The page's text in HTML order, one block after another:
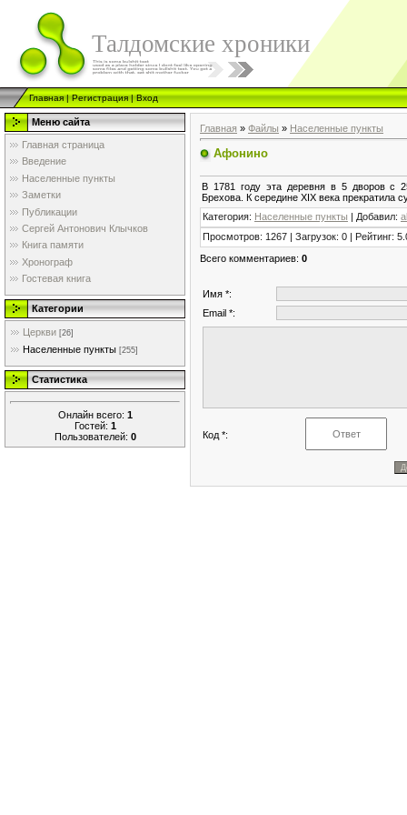
Талдомские хроники
Главная|Регистрация|Вход
Меню сайта
Главная страница
Введение
Населенные пункты
Заметки
Публикации
Сергей Антонович Клычков
Книга памяти
Хронограф
Гостевая книга
Категории
Церкви [26]
Населенные пункты [255]
Статистика
Онлайн всего: 1
Гостей: 1
Пользователей: 0
Главная » Файлы » Населенные пункты
Афонино
В 1781 году эта деревня в 5 дворов с
Брехова. К середине XIX века прекратила
Категория: Населенные пункты | Добавил:
Просмотров: 1267 | Загрузок: 0 | Рейтинг:
Всего комментариев: 0
Имя *:
Email *:
Код *: